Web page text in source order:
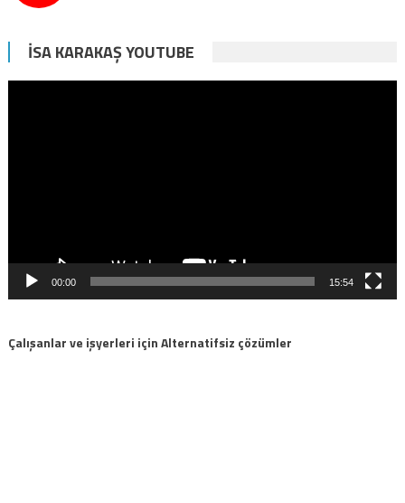
İSA KARAKAŞ YOUTUBE
00:00 15:54
Çalışanlar ve işyerleri için Alternatifsiz çözümler